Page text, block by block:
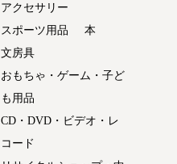
アクセサリー
スポーツ用品
本
文房具
おもちゃ・ゲーム・子ど
も用品
CD・DVD・ビデオ・レ
コード